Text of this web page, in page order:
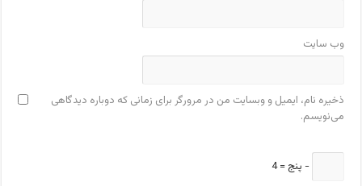
وب‌ سایت
ذخیره نام، ایمیل و وبسایت من در مرورگر برای زمانی که دوباره دیدگاهی
می‌نویسم.
− پنج = 4